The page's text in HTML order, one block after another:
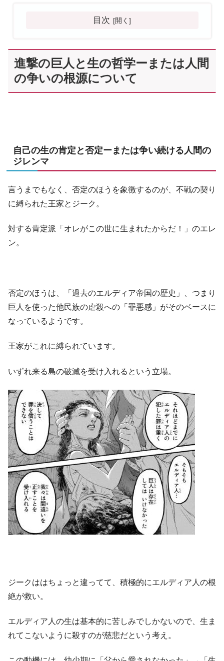
目次
進撃の巨人と生の哲学ーまたは人間
の争いの根源について
自己の生の肯定と否定ーまたは争い続ける人間の
ジレンマ
言うまでもなく、否定のほうを象徴するのが、不戦の契り
に縛られた王家とジーク。
対する肯定派「オレがこの世に生まれたからだ！」のエレ
ン。
否定のほうは、「過去のエルディア帝国の歴史」、つまり
巨人を使った他民族の虐殺への「罪悪感」がそのベースに
なっているようです。
王家がこれに縛られています。
いずれ来る島の破滅を受け入れるという立場。
ジークははちょっと違ってて、積極的にエルディア人の根
絶が救い。
エルディア人の生は基本的に苦しみでしかないので、生ま
れてこないように殺すのが慈悲だという考え。